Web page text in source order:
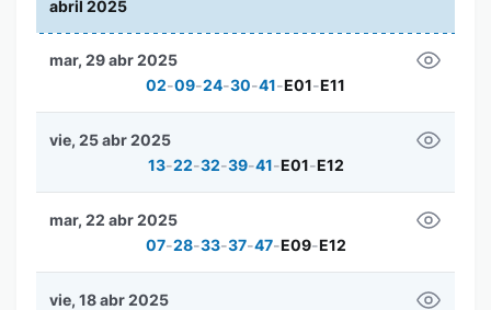
abril 2025
02-09-24-30-41-E01-E11
mar, 29 abr 2025
13-22-32-39-41-E01-E12
vie, 25 abr 2025
07-28-33-37-47-E09-E12
mar, 22 abr 2025
vie, 18 abr 2025